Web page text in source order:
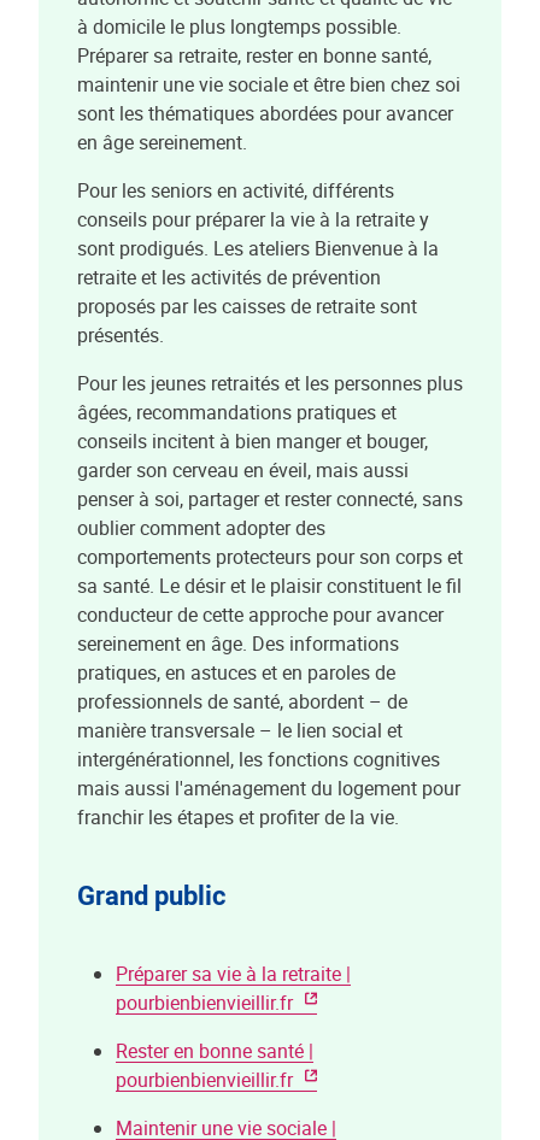
à domicile le plus longtemps possible.
Préparer sa retraite, rester en bonne santé,
maintenir une vie sociale et être bien chez soi
sont les thématiques abordées pour avancer
en âge sereinement.
Pour les seniors en activité, différents
conseils pour préparer la vie à la retraite y
sont prodigués. Les ateliers Bienvenue à la
retraite et les activités de prévention
proposés par les caisses de retraite sont
présentés.
Pour les jeunes retraités et les personnes plus
âgées, recommandations pratiques et
conseils incitent à bien manger et bouger,
garder son cerveau en éveil, mais aussi
penser à soi, partager et rester connecté, sans
oublier comment adopter des
comportements protecteurs pour son corps et
sa santé. Le désir et le plaisir constituent le fil
conducteur de cette approche pour avancer
sereinement en âge. Des informations
pratiques, en astuces et en paroles de
professionnels de santé, abordent – de
manière transversale – le lien social et
intergénérationnel, les fonctions cognitives
mais aussi l'aménagement du logement pour
franchir les étapes et profiter de la vie.
Grand public
Préparer sa vie à la retraite |
pourbienbienvieillir.fr
Rester en bonne santé |
pourbienbienvieillir.fr
Maintenir une vie sociale |